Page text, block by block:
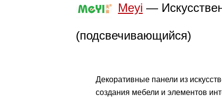
Meyi —
(подсвечивающийся)
Декоративные панели из
создания мебели и элементов